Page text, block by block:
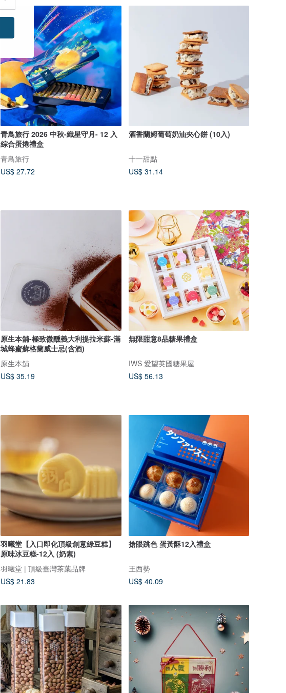
青鳥旅行 2026 中秋-織星守月- 12 入
綜合蛋捲禮盒
青鳥旅行
US$ 27.72
酒香蘭姆葡萄奶油夾心餅 (10入)
十一甜點
US$ 31.14
原生本舖-極致微醺義大利提拉米蘇-滿
城蜂蜜蘇格蘭威士忌(含酒)
原生本舖
US$ 35.19
無限甜意8品糖果禮盒
IWS 愛望英國糖果屋
US$ 56.13
羽曦堂【入口即化頂級創意綠豆糕】
原味冰豆糕-12入 (奶素)
羽曦堂 | 頂級臺灣茶葉品牌
US$ 21.83
搶眼跳色 蛋黃酥12入禮盒
王西勢
US$ 40.09